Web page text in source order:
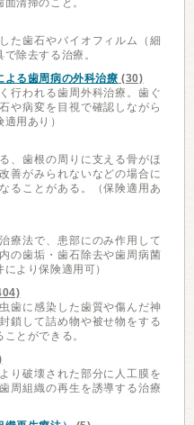
清掃のこと。
た歯石やバイオフィルム（細
除去する治療。
よる歯周病の外科治療 (30)
行われる歯周外科治療。歯ぐ
や病変を目視で確認しながら
用あり）
、歯根の周りに支える骨がほ
善がみられないなどの場合に
ることがある。（保険適用あ
療法で、患部にのみ作用して
の歯垢・歯石除去や歯周病菌
より保険適用可）
歯に感染した歯質や傷んだ神
鎖して詰め物や被せ物をする
とができる。
り破壊された部分に人工膜を
周組織の再生を誘導する治療